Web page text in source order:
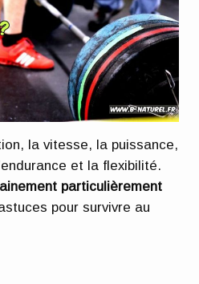
la vitesse, la puissance,
et la flexibilité.
particulièrement
pour survivre au